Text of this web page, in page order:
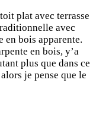
plat avec terrasse
avec
en bois apparente.
en bois, y’a
plus que dans ce
je pense que le